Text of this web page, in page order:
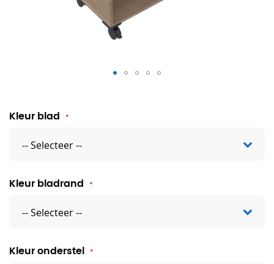
Palmberg printertafel
Kleur blad
Kleur bladrand
Kleur onderstel